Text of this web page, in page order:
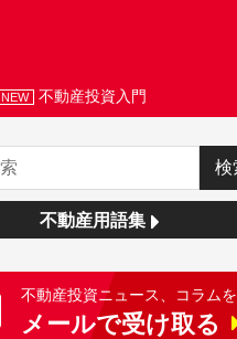
NEW 不動産投資入門
不動産用語集
不動産投資ニュース、コラムを
メールで受け取る